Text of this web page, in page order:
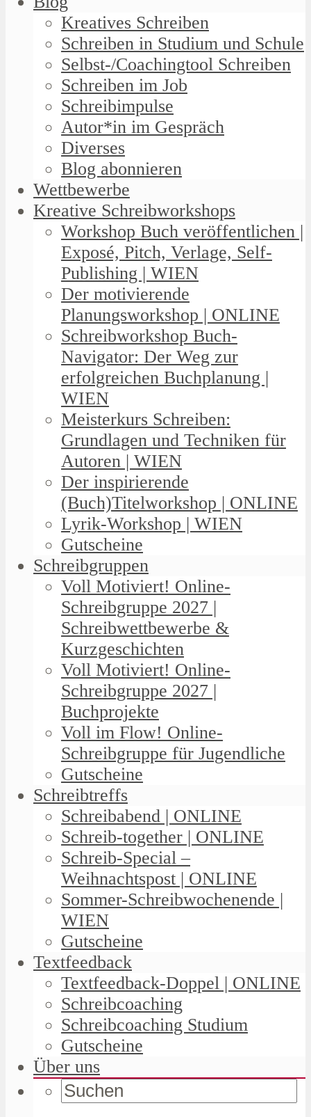
Kreatives Schreiben
Schreiben in Studium und Schule
Selbst-/Coachingtool Schreiben
Schreiben im Job
Schreibimpulse
Autor*in im Gespräch
Diverses
Blog abonnieren
Wettbewerbe
Kreative Schreibworkshops
Workshop Buch veröffentlichen |
Exposé, Pitch, Verlage, Self-
Publishing | WIEN
Der motivierende
Planungsworkshop | ONLINE
Schreibworkshop Buch-
Navigator: Der Weg zur
erfolgreichen Buchplanung |
WIEN
Meisterkurs Schreiben:
Grundlagen und Techniken für
Autoren | WIEN
Der inspirierende
(Buch)Titelworkshop | ONLINE
Lyrik-Workshop | WIEN
Gutscheine
Schreibgruppen
Voll Motiviert! Online-
Schreibgruppe 2027 |
Schreibwettbewerbe &
Kurzgeschichten
Voll Motiviert! Online-
Schreibgruppe 2027 |
Buchprojekte
Voll im Flow! Online-
Schreibgruppe für Jugendliche
Gutscheine
Schreibtreffs
Schreibabend | ONLINE
Schreib-together | ONLINE
Schreib-Special –
Weihnachtspost | ONLINE
Sommer-Schreibwochenende |
WIEN
Gutscheine
Textfeedback
Textfeedback-Doppel | ONLINE
Schreibcoaching
Schreibcoaching Studium
Gutscheine
Über uns